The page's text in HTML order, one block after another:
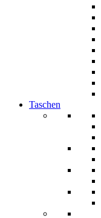
Taschen